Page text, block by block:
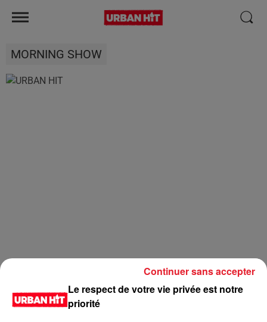
MORNING SHOW
Le respect de votre vie privée est notre
priorité
Continuer sans accepter